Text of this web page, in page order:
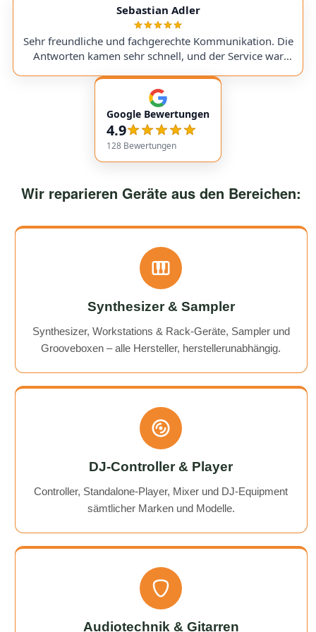
service with very transparent processes and pricing. I
sent in my Victory V4 Amp (Duchess). While waiting for
a replacement part, I was always kept fully informed. I
would use them again anytime!
Sebastian Adler
Sehr freundliche und fachgerechte Kommunikation. Die
Antworten kamen sehr schnell, und der Service war
empfehlenswert! Very friendly and professional
communication. Responses came very quickly, and the
service overall was extremely friendly and reliable.
Highly recommended!
Google Bewertungen
4.9
128 Bewertungen
Wir reparieren Geräte aus den Bereichen:
Synthesizer & Sampler
Synthesizer, Workstations & Rack-Geräte, Sampler und
Grooveboxen – alle Hersteller, herstellerunabhängig.
DJ-Controller & Player
Controller, Standalone-Player, Mixer und DJ-Equipment
sämtlicher Marken und Modelle.
Audiotechnik & Gitarren